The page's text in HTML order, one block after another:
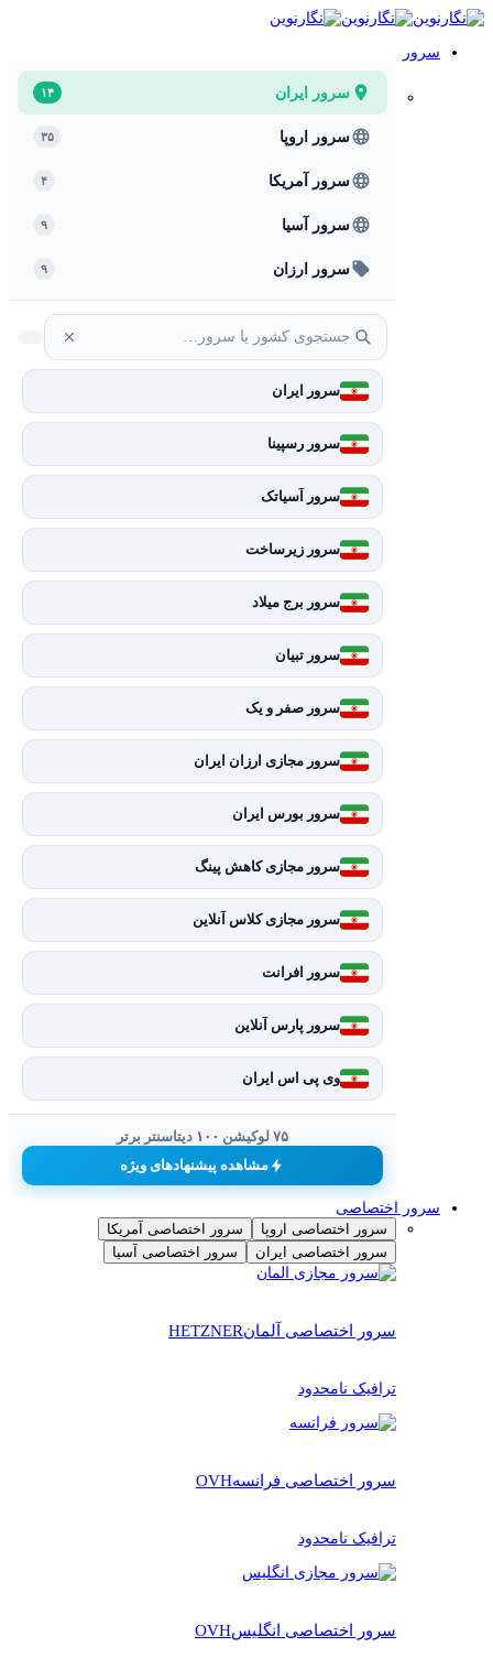
سرور
سرور ایران ۱۴
سرور اروپا ۳۵
سرور آمریکا ۴
سرور آسیا ۹
سرور ارزان ۹
سرور ایران
سرور رسپینا
سرور آسیاتک
سرور زیرساخت
سرور برج میلاد
سرور تبیان
سرور صفر و یک
سرور مجازی ارزان ایران
سرور بورس ایران
سرور مجازی کاهش پینگ
سرور مجازی کلاس آنلاین
سرور افرانت
سرور پارس آنلاین
وی پی اس ایران
۷۵ لوکیشن ۱۰۰ دیتاسنتر برتر
مشاهده پیشنهادهای ویژه
سرور اختصاصی
سرور اختصاصی اروپا
سرور اختصاصی آمریکا
سرور اختصاصی ایران
سرور اختصاصی آسیا
سرور اختصاصی آلمانHETZNER
ترافیک نامحدود
سرور اختصاصی فرانسهOVH
ترافیک نامحدود
سرور اختصاصی انگلیسOVH